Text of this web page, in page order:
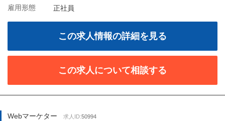
雇用形態 正社員
この求人情報の詳細を見る
この求人について相談する
Webマーケター 求人ID:50994